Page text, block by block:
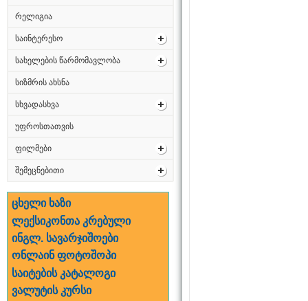
რელიგია
საინტერესო
სახელების წარმომავლობა
სიზმრის ახსნა
სხვადასხვა
უფროსთათვის
ფილმები
შემეცნებითი
ცხელი ხაზი
ლექსიკონთა კრებული
ინგლ. სავარჯიშოები
ონლაინ ფოტოშოპი
საიტების კატალოგი
ვალუტის კურსი